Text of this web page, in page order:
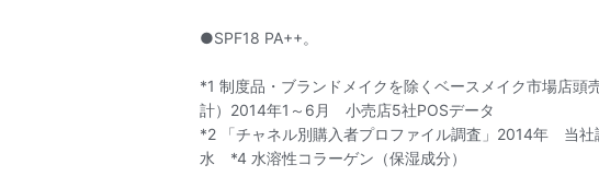
●SPF18 PA++。
*1 制度品・ブランドメイクを除くベースメイク市場店頭
計）2014年1～6月 小売店5社POSデータ
*2 「チャネル別購入者プロファイル調査」2014年 当
水 *4 水溶性コラーゲン（保湿成分）